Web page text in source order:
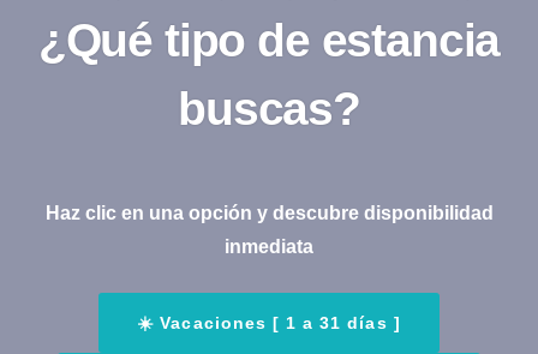
¿Qué tipo de estancia
buscas?
Haz clic en una opción y descubre disponibilidad
inmediata
☀️ Vacaciones [ 1 a 31 días ]